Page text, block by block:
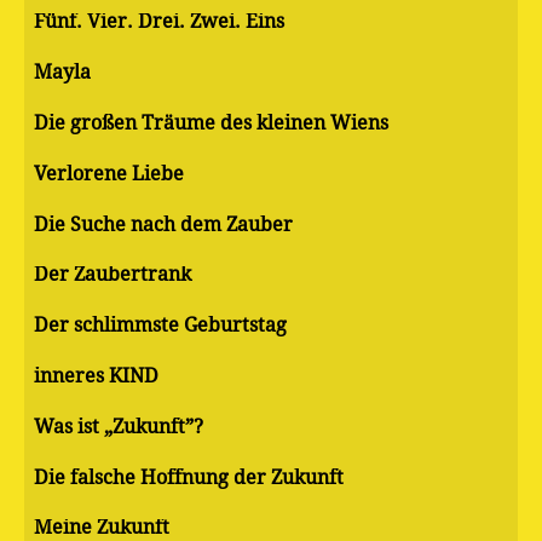
Fünf. Vier. Drei. Zwei. Eins
Mayla
Die großen Träume des kleinen Wiens
Verlorene Liebe
Die Suche nach dem Zauber
Der Zaubertrank
Der schlimmste Geburtstag
inneres KIND
Was ist „Zukunft”?
Die falsche Hoffnung der Zukunft
Meine Zukunft